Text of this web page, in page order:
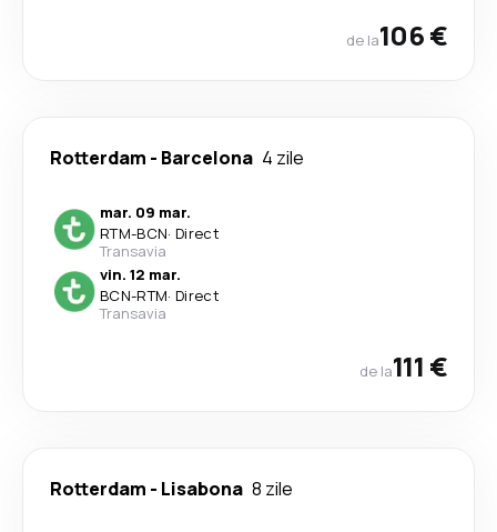
de la106 €
Rotterdam - Barcelona 4 zile
mar. 09 mar.
RTM-BCN· Direct
Transavia
vin. 12 mar.
BCN-RTM· Direct
Transavia
de la111 €
Rotterdam - Lisabona 8 zile